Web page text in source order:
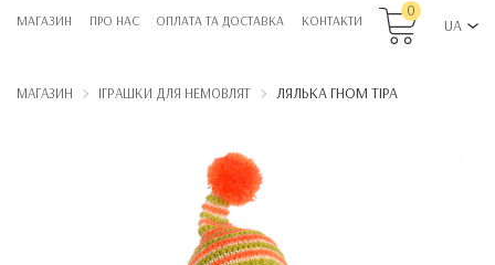
МАГАЗИН ПРО НАС OПЛАТА ТА ДОСТАВКА КОНТАКТИ
0
UA
МАГАЗИН ІГРАШКИ ДЛЯ НЕМОВЛЯТ ЛЯЛЬКА ГНОМ ТІРА